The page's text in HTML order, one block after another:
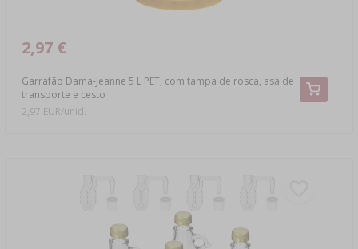
Garrafão Dama-Jeanne 5 L PET, com tampa de rosca, asa de
transporte e cesto
2,97 €
2,97 EUR/unid.